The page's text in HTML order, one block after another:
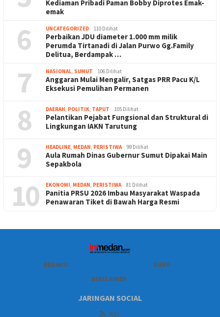
Kediaman Pribadi Paman Bobby Diprotes Emak-
emak
6 UNCATEGORIZED 110 Dilihat
Perbaikan JDU diameter 1.000 mm milik
Perumda Tirtanadi di Jalan Purwo Gg.Family
Delitua, Berdampak …
7 NASIONAL SUMUT 106 Dilihat
Anggaran Mulai Mengalir, Satgas PRR Pacu K/L
Eksekusi Pemulihan Permanen
8 DAERAH POLITIK TAPUT 105 Dilihat
Pelantikan Pejabat Fungsional dan Struktural di
Lingkungan IAKN Tarutung
9 HEADLINE MEDAN PERISTIWA 99 Dilihat
Aula Rumah Dinas Gubernur Sumut Dipakai Main
Sepakbola
10 EKONOMI MEDAN PERISTIWA 81 Dilihat
Panitia PRSU 2026 Imbau Masyarakat Waspada
Penawaran Tiket di Bawah Harga Resmi
REDAKSI
SIBER
DISCLAIMER
JARINGAN SOCIAL
RSS